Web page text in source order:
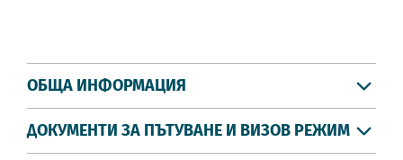
ОБЩА ИНФОРМАЦИЯ
ДОКУМЕНТИ ЗА ПЪТУВАНЕ И ВИЗОВ РЕЖИМ